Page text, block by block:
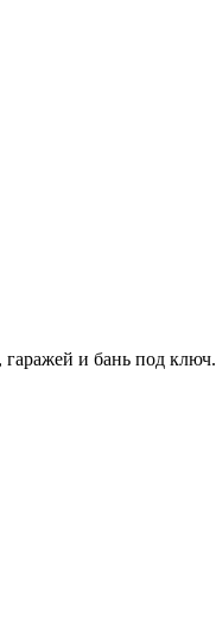
и бань под ключ.